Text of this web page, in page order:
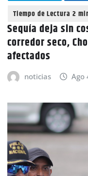
Sequía deja sin
corredor seco,
afectados
noticias Ago